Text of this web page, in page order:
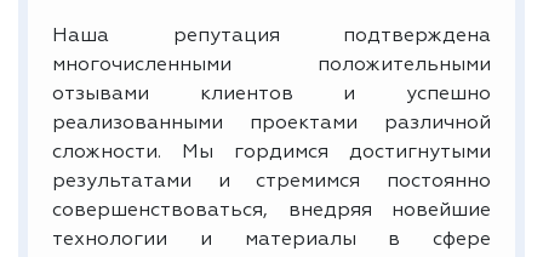
Наша репутация подтверждена
многочисленными положительными
отзывами клиентов и успешно
реализованными проектами различной
сложности. Мы гордимся достигнутыми
результатами и стремимся постоянно
совершенствоваться, внедряя новейшие
технологии и материалы в сфере